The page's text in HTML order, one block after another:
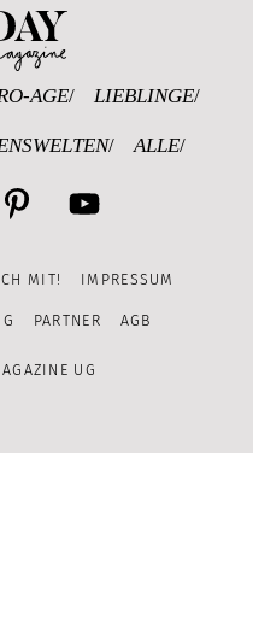
AGE LIEBLINGE
ALLE
Channel
MIT! IMPRESSUM
PARTNER AGB
UG